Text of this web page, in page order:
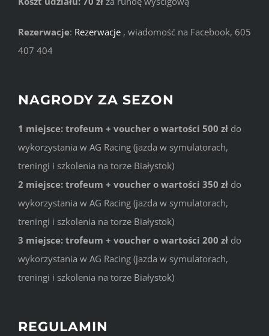
Rezerwacje: Rezerwacje , wiadomość na Facebook, 605
407 404
NAGRODY ZA SEZON
1 miejsce: trofeum + voucher o wartości 500 zł do
wykorzystania w AG Racing (jazda w symulatorach,
treningi i szkolenia na torze Białystok)
2 miejsce: trofeum + voucher o wartości 350 zł do
wykorzystania w AG Racing (jazda w symulatorach,
treningi i szkolenia na torze Białystok)
3 miejsce: trofeum + voucher o wartości 200 zł do
wykorzystania w AG Racing (jazda w symulatorach,
treningi i szkolenia na torze Białystok)
REGULAMIN